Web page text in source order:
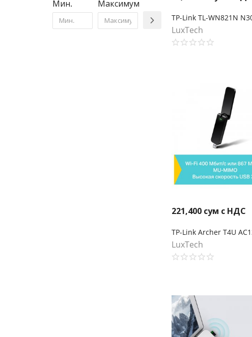
Мин. Максимум
LuxTech
221,400 сум с НДС
LuxTech